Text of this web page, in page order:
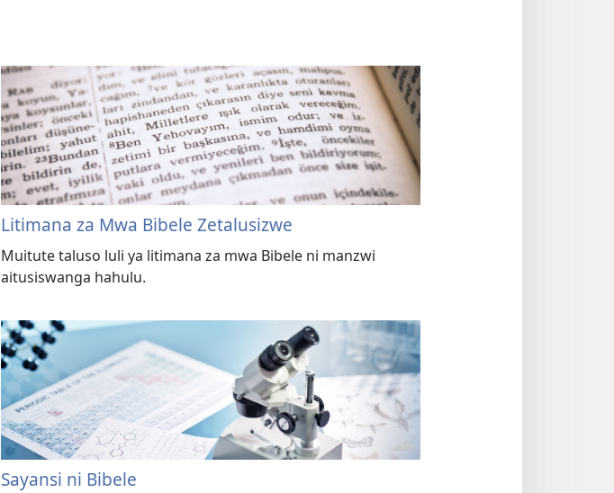
Litimana za Mwa Bibele Zetalusizwe
Muitute taluso luli ya litimana za mwa Bibele ni manzwi
aitusiswanga hahulu.
Sayansi ni Bibele